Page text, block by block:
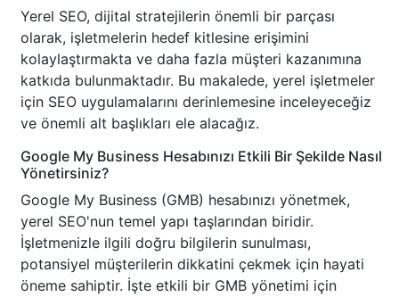
Yerel SEO, dijital stratejilerin önemli bir parçası
olarak, işletmelerin hedef kitlesine erişimini
kolaylaştırmakta ve daha fazla müşteri kazanımına
katkıda bulunmaktadır. Bu makalede, yerel işletmeler
için SEO uygulamalarını derinlemesine inceleyeceğiz
ve önemli alt başlıkları ele alacağız.
Google My Business Hesabınızı Etkili Bir Şekilde Nasıl
Yönetirsiniz?
Google My Business (GMB) hesabınızı yönetmek,
yerel SEO'nun temel yapı taşlarından biridir.
İşletmenizle ilgili doğru bilgilerin sunulması,
potansiyel müşterilerin dikkatini çekmek için hayati
öneme sahiptir. İşte etkili bir GMB yönetimi için